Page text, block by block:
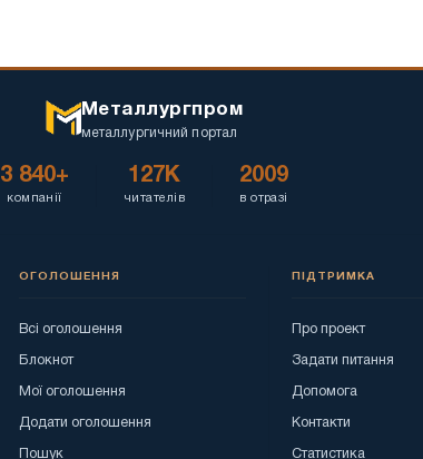
Металлургпром
металлургичний портал
3 840+
компанії
127K
читателів
2009
в отразі
ОГОЛОШЕННЯ
Всі оголошення
Блокнот
Мої оголошення
Додати оголошення
Пошук
ПІДТРИМКА
Про проект
Задати питання
Допомога
Контакти
Статистика